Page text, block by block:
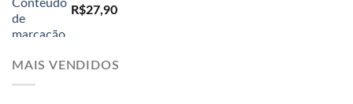
R$27,90
MAIS VENDIDOS